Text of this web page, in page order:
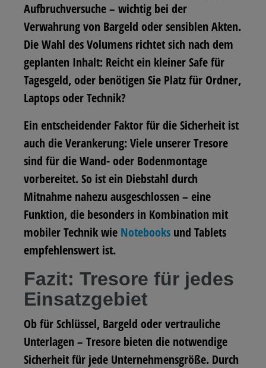
Aufbruchversuche – wichtig bei der
Verwahrung von Bargeld oder sensiblen Akten.
Die Wahl des Volumens richtet sich nach dem
geplanten Inhalt: Reicht ein kleiner Safe für
Tagesgeld, oder benötigen Sie Platz für Ordner,
Laptops oder Technik?
Ein entscheidender Faktor für die Sicherheit ist
auch die Verankerung: Viele unserer Tresore
sind für die Wand- oder Bodenmontage
vorbereitet. So ist ein Diebstahl durch
Mitnahme nahezu ausgeschlossen – eine
Funktion, die besonders in Kombination mit
mobiler Technik wie Notebooks und Tablets
empfehlenswert ist.
Fazit: Tresore für jedes
Einsatzgebiet
Ob für Schlüssel, Bargeld oder vertrauliche
Unterlagen – Tresore bieten die notwendige
Sicherheit für jede Unternehmensgröße. Durch